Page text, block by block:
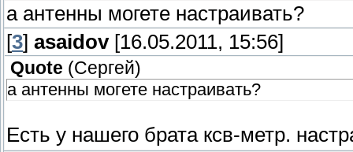
а антенны могете настраивать?
[3] asaidov[16.05.2011, 15:56]
Quote (Сергей)
а антенны могете настраивать?
Есть у нашего брата ксв-метр.